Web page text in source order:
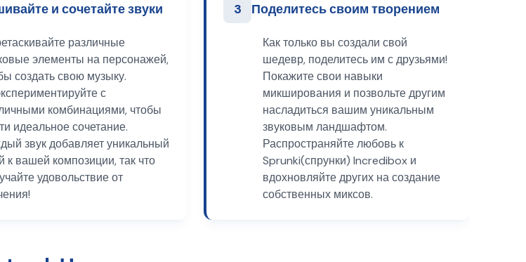
и сочетайте звуки
различные
элементы на персонажей,
создать свою музыку.
с
комбинациями, чтобы
идеальное сочетание.
звук добавляет уникальный
к вашей композиции, так что
удовольствие от
3 Поделитесь своим творением
Как только вы создали свой
шедевр, поделитесь им с друзьями!
Покажите свои навыки
микширования и позвольте другим
насладиться вашим уникальным
звуковым ландшафтом.
Распространяйте любовь к
Sprunki(спрунки) Incredibox и
вдохновляйте других на создание
собственных миксов.